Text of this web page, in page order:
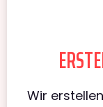
Wir